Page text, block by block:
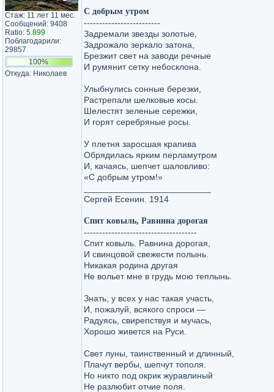
Стаж: 11 лет 11 мес.
Сообщений: 9408
Ratio: 5.899
Поблагодарили:
29857
100%
Откуда: Николаев
С добрым утром
-------------------------
Задремали звезды золотые,
Задрожало зеркало затона,
Брезжит свет на заводи речные
И румянит сетку небосклона.
Улыбнулись сонные березки,
Растрепали шелковые косы.
Шелестят зеленые сережки,
И горят серебряные росы.
У плетня заросшая крапива
Обрядилась ярким перламутром
И, качаясь, шепчет шаловливо:
«С добрым утром!»
Сергей Есенин. 1914
Спит ковыль, Равнина дорогая
-------------------------------------
Спит ковыль. Равнина дорогая,
И свинцовой свежести полынь.
Никакая родина другая
Не вольет мне в грудь мою теплынь.
Знать, у всех у нас такая участь,
И, пожалуй, всякого спроси —
Радуясь, свирепствуя и мучась,
Хорошо живется на Руси.
Свет луны, таинственный и длинный,
Плачут вербы, шепчут тополя.
Но никто под окрик журавлиный
Не разлюбит отчие поля.